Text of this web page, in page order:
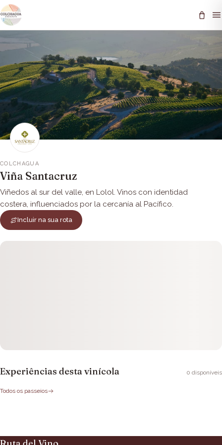
COLCHAGUA
Viña Santacruz
Viñedos al sur del valle, en Lolol. Vinos con identidad
costera, influenciados por la cercanía al Pacífico.
Incluir na sua rota
Experiências desta vinícola 0 disponíveis
Todos os passeios